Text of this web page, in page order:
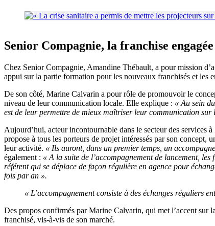
Senior Compagnie, la franchise
Chez Senior Compagnie, Amandine Thébault, a pour mission
appui sur la partie formation pour les nouveaux franchisés et les
De son côté, Marine Calvarin a pour rôle de promouvoir le
niveau de leur communication locale. Elle explique : « Au sein
est de leur permettre de mieux maîtriser leur communication
Aujourd’hui, acteur incontournable dans le secteur des services
propose à tous les porteurs de projet intéressés par son concept,
leur activité. « Ils auront, dans un premier temps, un
également : « A la suite de l’accompagnement de lancement,
référent qui se déplace de façon régulière en agence pour
fois par an ».
« L’accompagnement consiste à des échanges réguliers
Des propos confirmés par Marine Calvarin, qui met l’accent sur
franchisé, vis-à-vis de son marché.